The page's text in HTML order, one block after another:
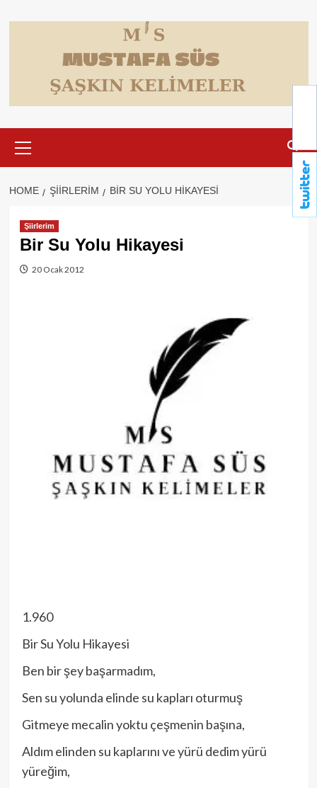
to
Menu
HOME ŞIIRLERIM BIR SU YOLU HIKAYESI
Şiirlerim
Bir Su Yolu Hikayesi
20 Ocak 2012
1.960
Bir Su Yolu Hikayesi
Ben bir şey başarmadım,
Sen su yolunda elinde su kapları oturmuş
Gitmeye mecalin yoktu çeşmenin başına,
Aldım elinden su kaplarını ve yürü dedim yürü
yüreğim,